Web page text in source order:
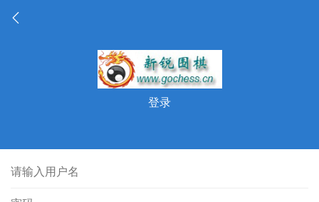
登录